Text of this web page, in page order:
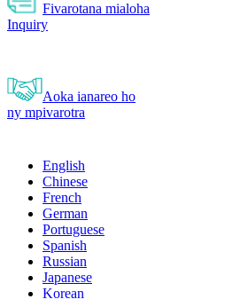
Fivarotana mialoha
Inquiry
Aoka ianareo ho
ny mpivarotra
English
Chinese
French
German
Portuguese
Spanish
Russian
Japanese
Korean